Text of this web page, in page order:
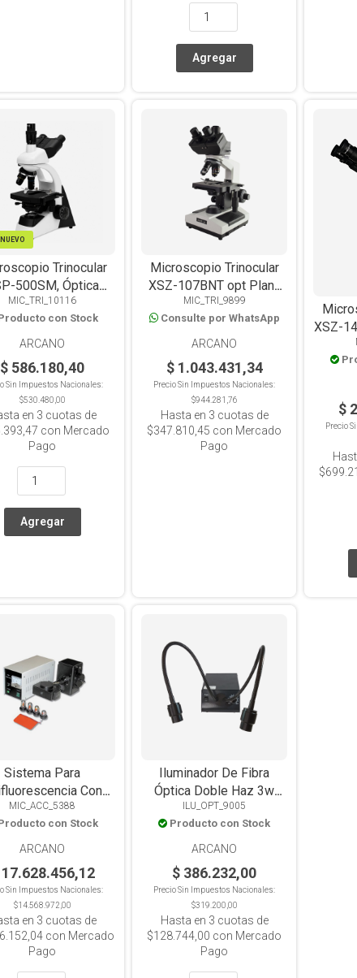
NUEVO
Trinocular
500SM, Óptica
4 Objetivos
1000x, LED
MIC_TRI_10116
con Stock
ARCANO
$ 586.180,40
Sin Impuestos Nacionales:
$530.480,00
en 3 cuotas de
con Mercado
Pago
Microscopio Trinocular
XSZ-107BNT opt Plana
1600x Luz LED
MIC_TRI_9899
Consulte por WhatsApp
ARCANO
$ 1.043.431,34
Precio Sin Impuestos Nacionales:
$944.281,76
Hasta en 3 cuotas de
$347.810,45 con Mercado
Pago
XSZ-
$
Precio
Sistema Para
Con
HBO 100
MIC_ACC_5388
con Stock
ARCANO
17.628.456,12
Sin Impuestos Nacionales:
$14.568.972,00
en 3 cuotas de
con Mercado
Pago
Iluminador De Fibra
Óptica Doble Haz 3w
LED
ILU_OPT_9005
Producto con Stock
ARCANO
$ 386.232,00
Precio Sin Impuestos Nacionales:
$319.200,00
Hasta en 3 cuotas de
$128.744,00 con Mercado
Pago